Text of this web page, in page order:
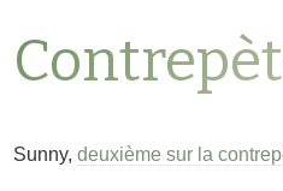
Sunny,deuxième sur la